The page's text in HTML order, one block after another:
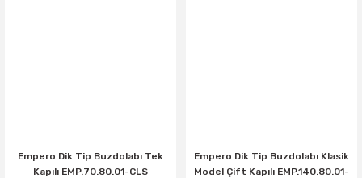
Empero Dik Tip Buzdolabı Tek
Kapılı EMP.70.80.01-CLS
Empero Dik Tip Buzdolabı Klasik
Model Çift Kapılı EMP.140.80.01-